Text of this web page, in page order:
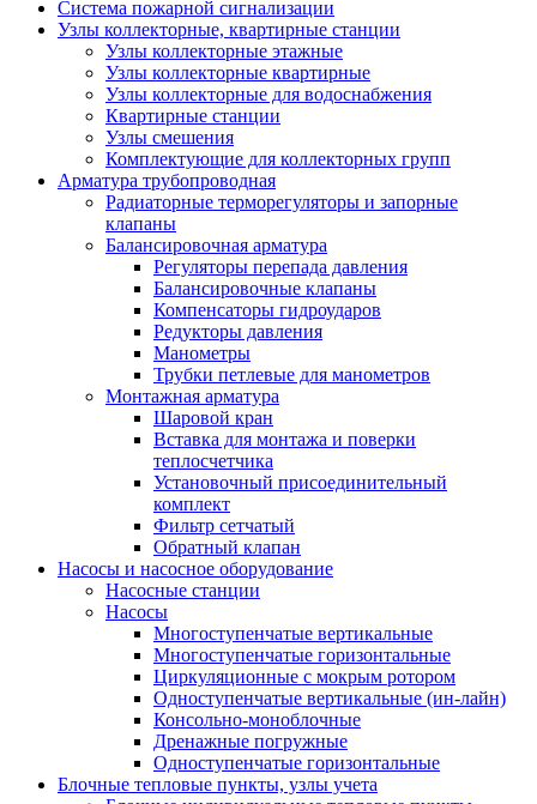
Система пожарной сигнализации
Узлы коллекторные, квартирные станции
Узлы коллекторные этажные
Узлы коллекторные квартирные
Узлы коллекторные для водоснабжения
Квартирные станции
Узлы смешения
Комплектующие для коллекторных групп
Арматура трубопроводная
Радиаторные терморегуляторы и запорные
клапаны
Балансировочная арматура
Регуляторы перепада давления
Балансировочные клапаны
Компенсаторы гидроударов
Редукторы давления
Манометры
Трубки петлевые для манометров
Монтажная арматура
Шаровой кран
Вставка для монтажа и поверки
теплосчетчика
Установочный присоединительный
комплект
Фильтр сетчатый
Обратный клапан
Насосы и насосное оборудование
Насосные станции
Насосы
Многоступенчатые вертикальные
Многоступенчатые горизонтальные
Циркуляционные с мокрым ротором
Одноступенчатые вертикальные (ин-лайн)
Консольно-моноблочные
Дренажные погружные
Одноступенчатые горизонтальные
Блочные тепловые пункты, узлы учета